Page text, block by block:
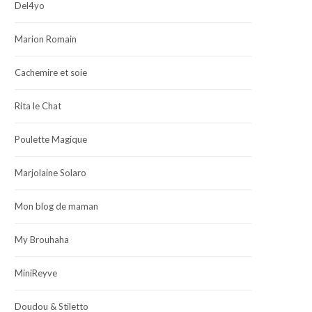
Del4yo
Marion Romain
Cachemire et soie
Rita le Chat
Poulette Magique
Marjolaine Solaro
Mon blog de maman
My Brouhaha
MiniReyve
Doudou & Stiletto